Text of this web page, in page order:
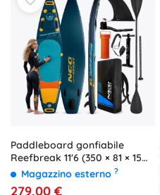
Paddleboard gonfiabile
Reefbreak 11'6 (350 × 81 × 15
cm) set Neo‑Sport
Magazzino esterno ?
279,00 €